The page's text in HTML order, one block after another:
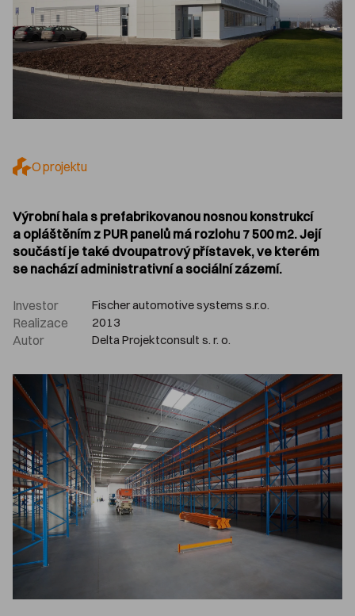
O projektu
Výrobní hala s prefabrikovanou nosnou konstrukcí
a opláštěním z PUR panelů má rozlohu 7 500 m2. Její
součástí je také dvoupatrový přístavek, ve kterém
se nachází administrativní a sociální zázemí.
Investor Fischer automotive systems s.r.o.
Realizace 2013
Autor Delta Projektconsult s. r. o.